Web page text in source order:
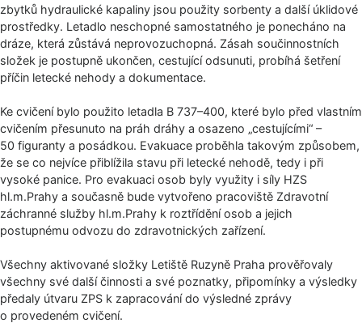
zbytků hydraulické kapaliny jsou použity sorbenty a další úklidové
prostředky. Letadlo neschopné samostatného je ponecháno na
dráze, která zůstává neprovozuchopná. Zásah součinnostních
složek je postupně ukončen, cestující odsunuti, probíhá šetření
příčin letecké nehody a dokumentace.
Ke cvičení bylo použito letadla B 737–400, které bylo před vlastním
cvičením přesunuto na práh dráhy a osazeno „cestujícími“ –
50 figuranty a posádkou. Evakuace proběhla takovým způsobem,
že se co nejvíce přiblížila stavu při letecké nehodě, tedy i při
vysoké panice. Pro evakuaci osob byly využity i síly HZS
hl.m.Prahy a současně bude vytvořeno pracoviště Zdravotní
záchranné služby hl.m.Prahy k roztřídění osob a jejich
postupnému odvozu do zdravotnických zařízení.
Všechny aktivované složky Letiště Ruzyně Praha prověřovaly
všechny své další činnosti a své poznatky, připomínky a výsledky
předaly útvaru ZPS k zapracování do výsledné zprávy
o provedeném cvičení.